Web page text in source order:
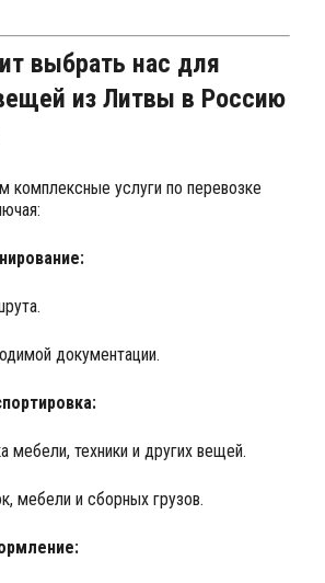
выбрать нас для
из Литвы в Россию
комплексные услуги по перевозке
документации.
мебели, техники и других вещей.
мебели и сборных грузов.